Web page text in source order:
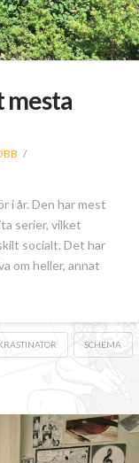
mesta
i år. Den har mest
serier, vilket
socialt. Det har
om heller, annat
SCHEMA